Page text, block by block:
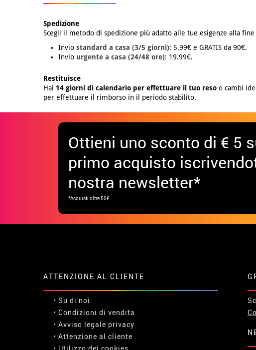
Spedizione
Scegli il metodo di spedizione più adatto alle tue esigenze alla
Invio standard a casa (3/5 giorni): 5.99€ e GRATIS da 90€.
Invio urgente a casa (24/48 ore): 19.99€.
Restituisce
Hai 14 giorni di calendario per effettuare il tuo reso o cambi
per effettuare il rimborso in il periodo stabilito.
Ottieni uno sconto di € 5
primo acquisto
nostra newsletter*
*Acquisti oltre 50€
ATTENZIONE AL CLIENTE
• Su di noi
• Condizioni di vendita
• Avviso legale privacy
• Attenzione al cliente